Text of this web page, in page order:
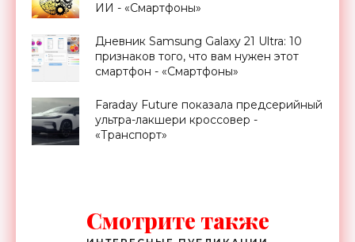
ИИ - «Смартфоны»
Дневник Samsung Galaxy 21 Ultra: 10
признаков того, что вам нужен этот
смартфон - «Смартфоны»
Faraday Future показала предсерийный
ультра-лакшери кроссовер -
«Транспорт»
Смотрите также